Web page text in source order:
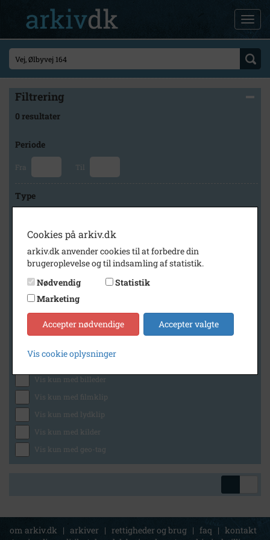
Filtrering
0 resultater
Periode
Fra Til
Type
Arkiv
Højelse Sognearkiv
Generelt
Vis kun med billeder
Vis kun med filmklip
Vis kun med lydklip
Vis kun med kilder
Vis kun med geo-tag
om arkiv.dk | arkiver | rettigheder og brug | faq | kontakt
Cookies på arkiv.dk
arkiv.dk anvender cookies til at forbedre din
brugeroplevelse og til indsamling af statistik.
Nødvendig
Statistik
Marketing
Accepter nødvendige Accepter valgte
Vis cookie oplysninger